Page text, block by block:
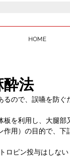
HOME
酔法
るので、誤嚥を防
板を利用し、大腿
作用）の目的で、
ロピン投与はしな